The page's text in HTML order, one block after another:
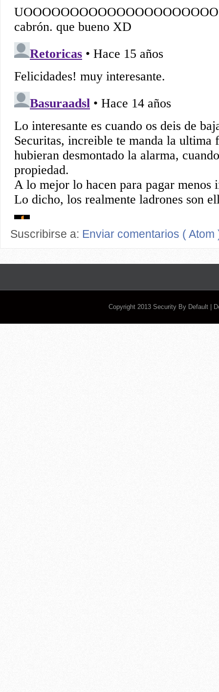
Suscribirse a: Enviar comentarios ( Atom
Copyright 2013 Security By Default |